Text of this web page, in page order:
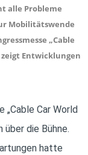
alle Probleme
Mobilitätswende
„Cable
Entwicklungen
Car World
über die Bühne.
hatte